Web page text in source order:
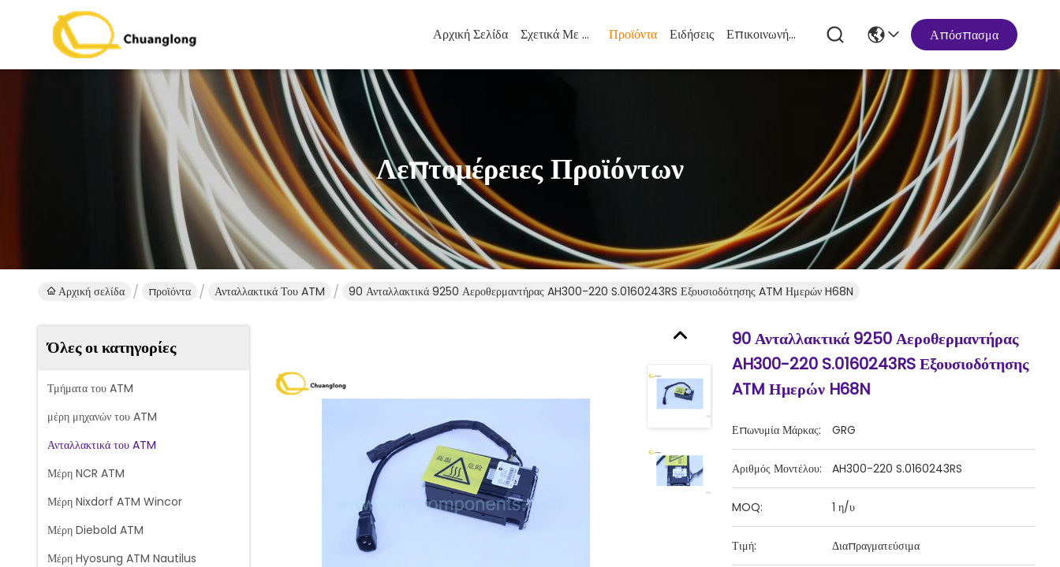
Αρχική Σελίδα Σχετικά Με Εμάς Προϊόντα Ειδήσεις Επικοινωνήστε Μαζί Μας Απόσπασμα
Λεπτομέρειες Προϊόντων
Αρχική σελίδα προϊόντα Ανταλλακτικά Του ATM 90 Ανταλλακτικά 9250 Αεροθερμαντήρας AH300-220 S.0160243RS Εξουσιοδότησης ATM Ημερών H68N
Όλες οι κατηγορίες
Τμήματα του ATM
μέρη μηχανών του ATM
Ανταλλακτικά του ATM
Μέρη NCR ATM
Μέρη Nixdorf ATM Wincor
Μέρη Diebold ATM
Μέρη Hyosung ATM Nautilus
90 Ανταλλακτικά 9250 Αεροθερμαντήρας
AH300-220 S.0160243RS Εξουσιοδότησης
ATM Ημερών H68N
Επωνυμία Μάρκας: GRG
Αριθμός Μοντέλου: AH300-220 S.0160243RS
MOQ: 1 η/υ
Τιμή: Διαπραγματεύσιμα